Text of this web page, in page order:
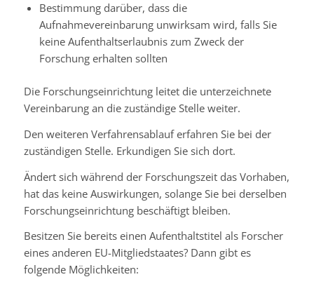
Bestimmung darüber, dass die
Aufnahmevereinbarung unwirksam wird, falls Sie
keine Aufenthaltserlaubnis zum Zweck der
Forschung erhalten sollten
Die Forschungseinrichtung leitet die unterzeichnete
Vereinbarung an die zuständige Stelle weiter.
Den weiteren Verfahrensablauf erfahren Sie bei der
zuständigen Stelle. Erkundigen Sie sich dort.
Ändert sich während der Forschungszeit das Vorhaben,
hat das keine Auswirkungen, solange Sie bei derselben
Forschungseinrichtung beschäftigt bleiben.
Besitzen Sie bereits einen Aufenthaltstitel als Forscher
eines anderen EU-Mitgliedstaates? Dann gibt es
folgende Möglichkeiten: